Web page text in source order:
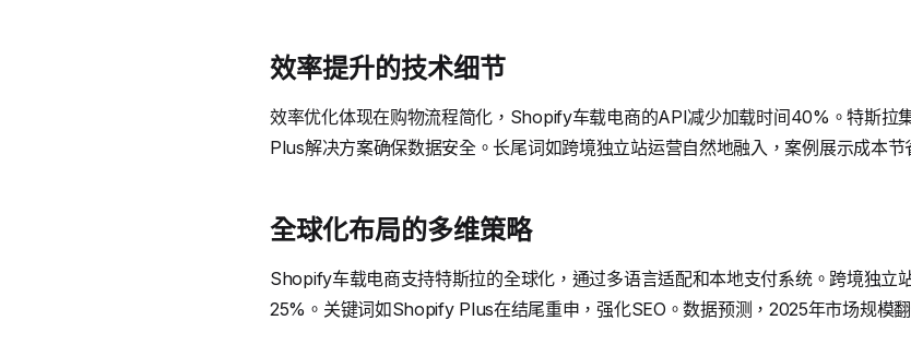
效率提升的技术细节
效率优化体现在购物流程简化，Shopify车载电商的API减少加载时间40%。特斯拉
Plus解决方案确保数据安全。长尾词如跨境独立站运营自然地融入，案例展示成本节
全球化布局的多维策略
Shopify车载电商支持特斯拉的全球化，通过多语言适配和本地支付系统。跨境独立
25%。关键词如Shopify Plus在结尾重申，强化SEO。数据预测，2025年市场规模